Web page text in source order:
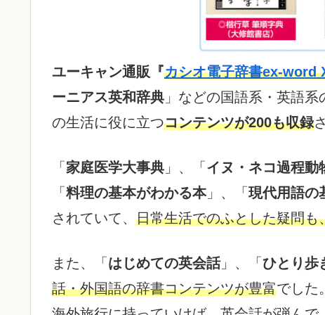
ユーキャン通販『カシオ電子辞書ex-word
ーニアス英和辞典 」などの国語系・英語
の生活に役に立つコンテンツが200も収録
「 家庭医学大事典 」、「 イヌ・ネコ過程動
「 料理の基本がわかる本」、「 現代用語の
されていて、 日常生活でのふとした疑問
また、「 はじめての英会話」、「 ひとり歩
話・外国語の辞書コンテンツが豊富でした。